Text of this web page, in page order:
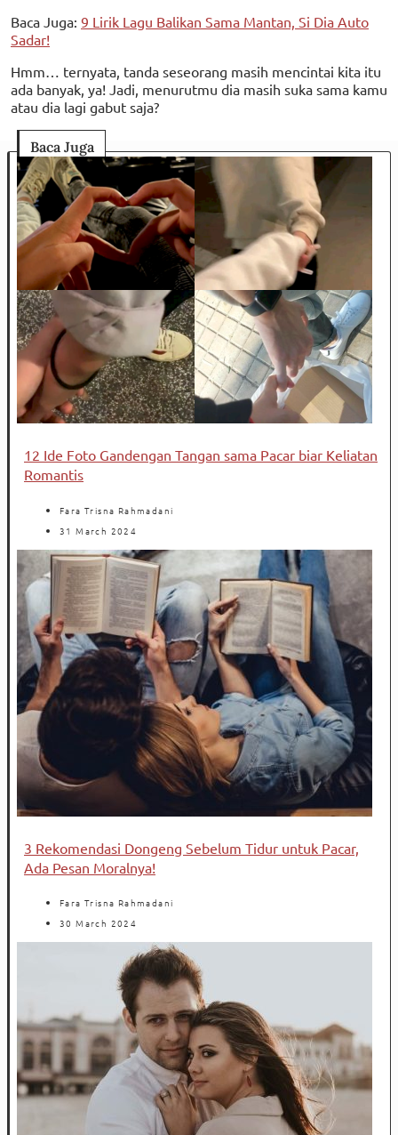
Baca Juga: 9 Lirik Lagu Balikan Sama Mantan, Si Dia Auto
Sadar!
Hmm… ternyata, tanda seseorang masih mencintai kita itu
ada banyak, ya! Jadi, menurutmu dia masih suka sama kamu
atau dia lagi gabut saja?
Baca Juga
12 Ide Foto Gandengan Tangan sama Pacar biar Keliatan
Romantis
Fara Trisna Rahmadani
31 March 2024
3 Rekomendasi Dongeng Sebelum Tidur untuk Pacar,
Ada Pesan Moralnya!
Fara Trisna Rahmadani
30 March 2024